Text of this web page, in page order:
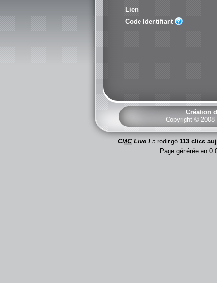
Lien
Code Identifiant
Création
Copyright © 2008
CMCLive ! a redirigé 113 clics
Page générée en